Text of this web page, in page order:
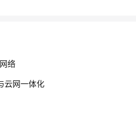
络
云网一体化